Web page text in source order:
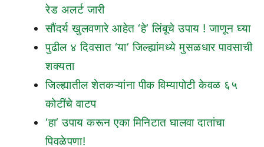
रेड अलर्ट जारी
सौंदर्य खुलवणारे आहेत ‘हे’ लिंबूचे उपाय ! जाणून घ्या
पुढील ४ दिवसात ‘या’ जिल्ह्यांमध्ये मुसळधार पावसाची
शक्यता
जिल्ह्यातील शेतकऱ्यांना पीक विम्यापोटी केवळ ६५
कोटींचे वाटप
‘हा’ उपाय करून एका मिनिटात घालवा दातांचा
पिवळेपणा!